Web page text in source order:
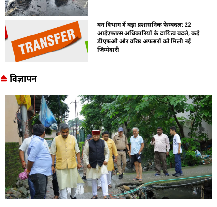
वन विभाग में बड़ा प्रशासनिक फेरबदल: 22
आईएफएस अधिकारियों के दायित्व बदले, कई
डीएफओ और वरिष्ठ अफसरों को मिली नई
जिम्मेदारी
विज्ञापन